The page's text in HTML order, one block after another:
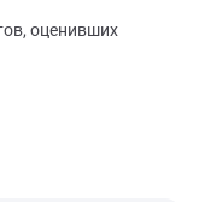
оценивших